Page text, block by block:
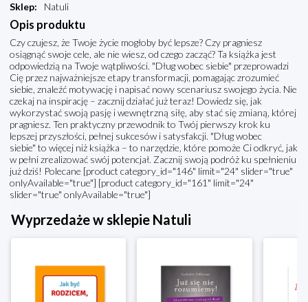
Sklep: Natuli
Opis produktu
Czy czujesz, że Twoje życie mogłoby być lepsze? Czy pragniesz
osiągnąć swoje cele, ale nie wiesz, od czego zacząć? Ta książka jest
odpowiedzią na Twoje wątpliwości. "Dług wobec siebie" przeprowadzi
Cię przez najważniejsze etapy transformacji, pomagając zrozumieć
siebie, znaleźć motywację i napisać nowy scenariusz swojego życia. Nie
czekaj na inspirację – zacznij działać już teraz! Dowiedz się, jak
wykorzystać swoją pasję i wewnętrzną siłę, aby stać się zmianą, której
pragniesz. Ten praktyczny przewodnik to Twój pierwszy krok ku
lepszej przyszłości, pełnej sukcesów i satysfakcji. "Dług wobec
siebie" to więcej niż książka – to narzędzie, które pomoże Ci odkryć, jak
w pełni zrealizować swój potencjał. Zacznij swoją podróż ku spełnieniu
już dziś! Polecane [product category_id="146" limit="24" slider="true"
onlyAvailable="true"] [product category_id="161" limit="24"
slider="true" onlyAvailable="true"]
Wyprzedaże w sklepie Natuli